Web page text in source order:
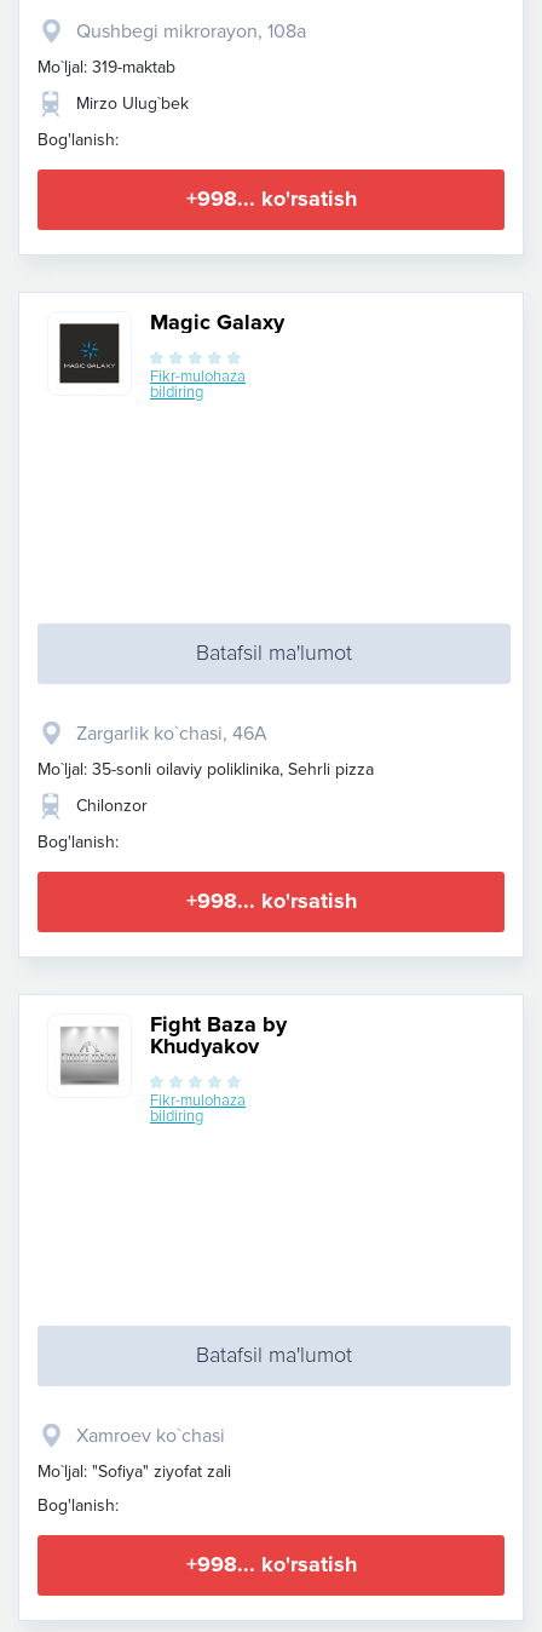
​Qushbegi mikrorayon, 108a
Mo`ljal: 319-maktab
Mirzo Ulug`bek
Bog'lanish:
+998... ko'rsatish
Magic Galaxy
Fikr-mulohaza
bildiring
Batafsil ma'lumot
Zargarlik ko`chasi, 46A
Mo`ljal: 35-sonli oilaviy poliklinika, Sehrli pizza
Chilonzor
Bog'lanish:
+998... ko'rsatish
Fight Baza by
Khudyakov
Fikr-mulohaza
bildiring
Batafsil ma'lumot
Xamroev ko`chasi
Mo`ljal: "Sofiya" ziyofat zali
Bog'lanish:
+998... ko'rsatish